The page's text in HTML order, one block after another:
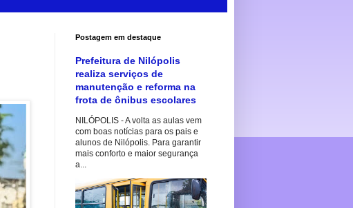
Postagem em destaque
Prefeitura de Nilópolis
realiza serviços de
manutenção e reforma na
frota de ônibus escolares
NILÓPOLIS - A volta as aulas vem
com boas notícias para os pais e
alunos de Nilópolis. Para garantir
mais conforto e maior segurança
a...